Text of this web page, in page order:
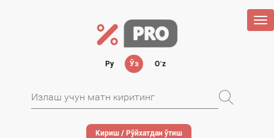
Ру Ўз Oʻz
Кириш / Рўйхатдан ўтиш